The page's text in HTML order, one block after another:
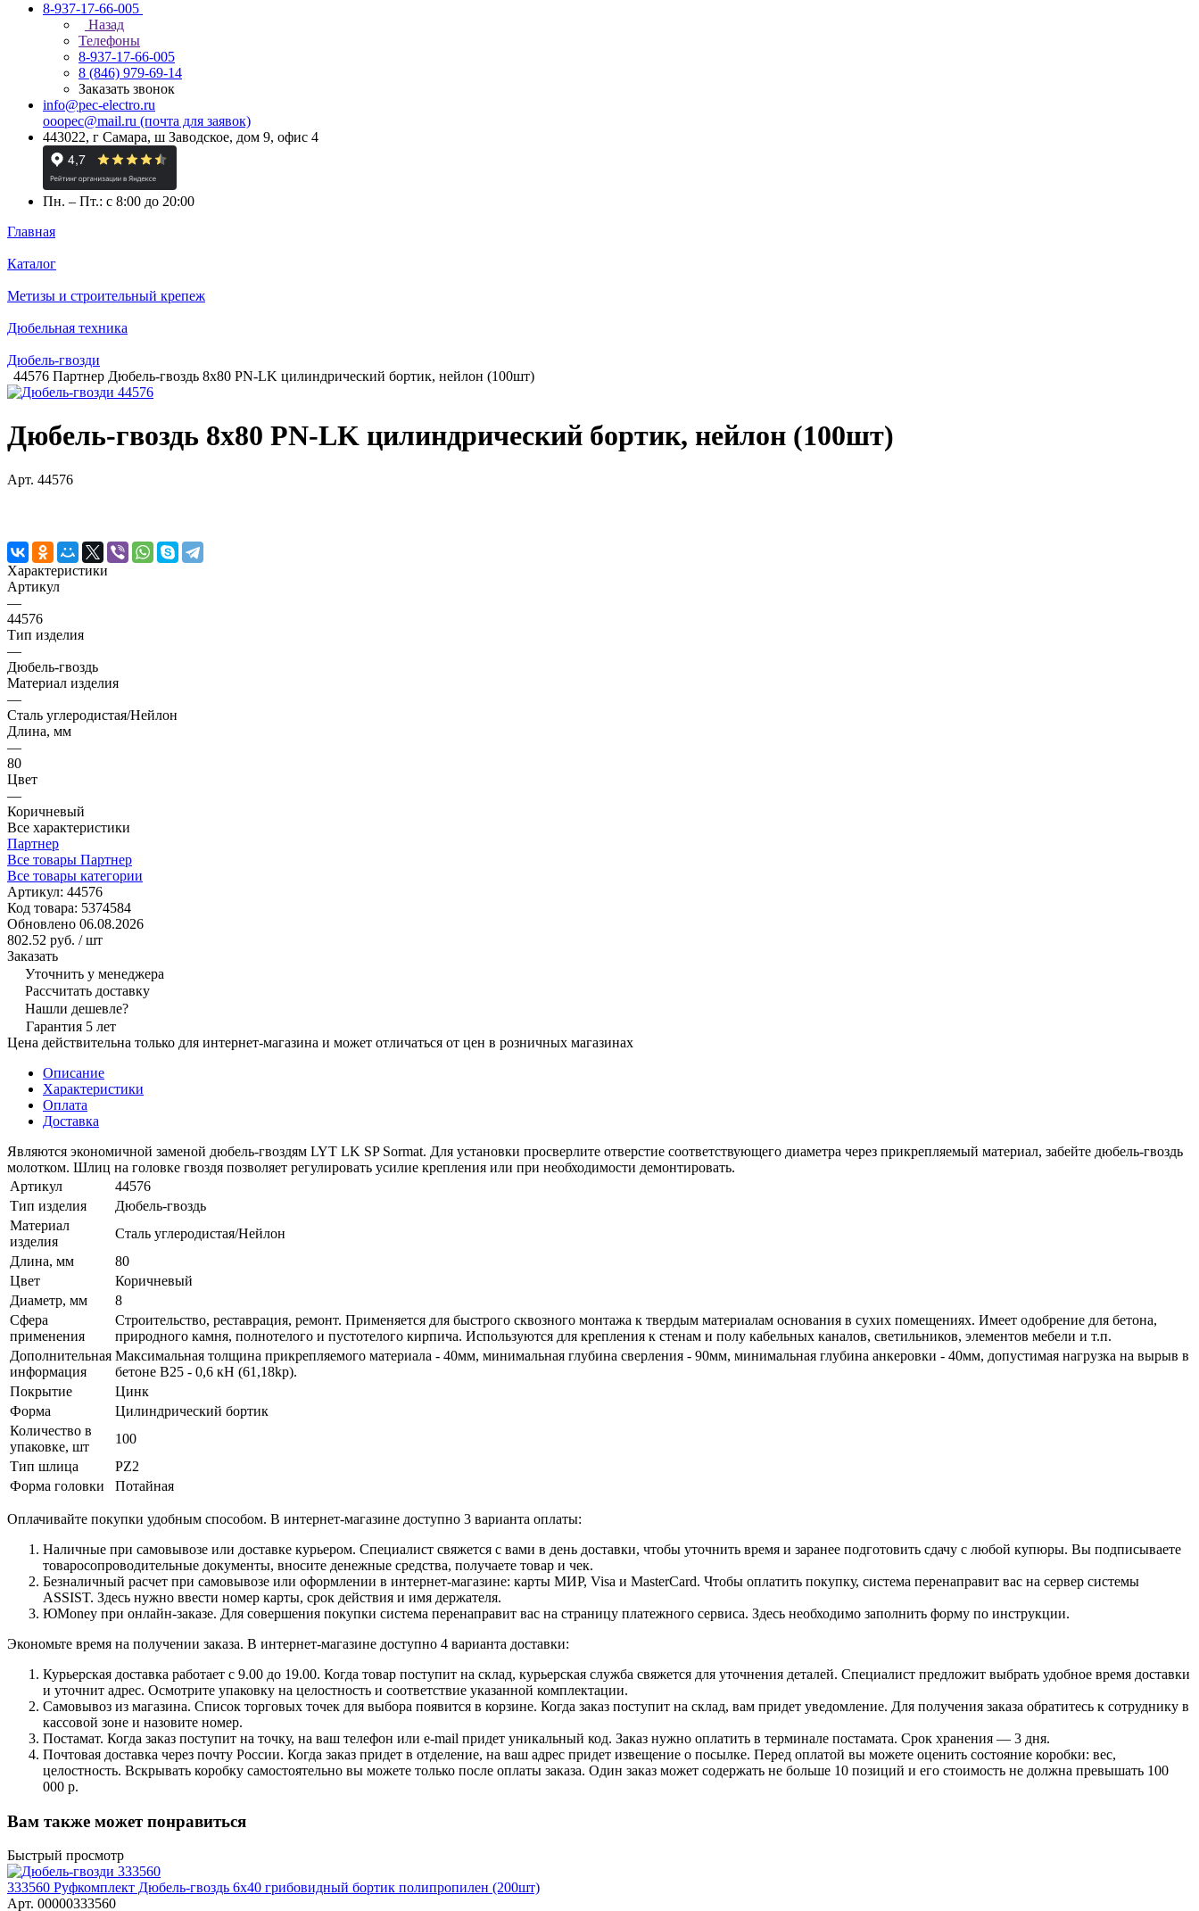
8-937-17-66-005
Назад
Телефоны
8-937-17-66-005
8 (846) 979-69-14
Заказать звонок
info@pec-electro.ru
ooopec@mail.ru (почта для заявок)
443022, г Самара, ш Заводское, дом 9, офис 4
Пн. – Пт.: с 8:00 до 20:00
Главная
Каталог
Метизы и строительный крепеж
Дюбельная техника
Дюбель-гвозди
44576 Партнер Дюбель-гвоздь 8х80 PN-LK цилиндрический бортик, нейлон (100шт)
Дюбель-гвоздь 8х80 PN-LK цилиндрический бортик, нейлон (100шт)
Арт. 44576
Характеристики
Артикул
—
44576
Тип изделия
—
Дюбель-гвоздь
Материал изделия
—
Сталь углеродистая/Нейлон
Длина, мм
—
80
Цвет
—
Коричневый
Все характеристики
Партнер
Все товары Партнер
Все товары категории
Артикул: 44576
Код товара: 5374584
Обновлено 06.08.2026
802.52 руб. / шт
Заказать
Уточнить у менеджера
Рассчитать доставку
Нашли дешевле?
Гарантия 5 лет
Цена действительна только для интернет-магазина и может отличаться от цен в розничных магазинах
Описание
Характеристики
Оплата
Доставка
Являются экономичной заменой дюбель-гвоздям LYT LK SP Sormat. Для установки просверлите отверстие соответствующего диаметра через прикрепляемый материал, забейте дюбель-гвоздь
молотком. Шлиц на головке гвоздя позволяет регулировать усилие крепления или при необходимости демонтировать.
Артикул
44576
Тип изделия
Дюбель-гвоздь
Материал
изделия
Сталь углеродистая/Нейлон
Длина, мм
80
Цвет
Коричневый
Диаметр, мм
8
Сфера
применения
Строительство, реставрация, ремонт. Применяется для быстрого сквозного монтажа к твердым материалам основания в сухих помещениях. Имеет одобрение для бетона,
природного камня, полнотелого и пустотелого кирпича. Используются для крепления к стенам и полу кабельных каналов, светильников, элементов мебели и т.п.
Дополнительная
информация
Максимальная толщина прикрепляемого материала - 40мм, минимальная глубина сверления - 90мм, минимальная глубина анкеровки - 40мм, допустимая нагрузка на вырыв в
бетоне В25 - 0,6 кН (61,18kp).
Покрытие
Цинк
Форма
Цилиндрический бортик
Количество в
упаковке, шт
100
Тип шлица
PZ2
Форма головки
Потайная
Оплачивайте покупки удобным способом. В интернет-магазине доступно 3 варианта оплаты:
Наличные при самовывозе или доставке курьером. Специалист свяжется с вами в день доставки, чтобы уточнить время и заранее подготовить сдачу с любой купюры. Вы подписываете
товаросопроводительные документы, вносите денежные средства, получаете товар и чек.
Безналичный расчет при самовывозе или оформлении в интернет-магазине: карты МИР, Visa и MasterCard. Чтобы оплатить покупку, система перенаправит вас на сервер системы
ASSIST. Здесь нужно ввести номер карты, срок действия и имя держателя.
ЮMoney при онлайн-заказе. Для совершения покупки система перенаправит вас на страницу платежного сервиса. Здесь необходимо заполнить форму по инструкции.
Экономьте время на получении заказа. В интернет-магазине доступно 4 варианта доставки:
Курьерская доставка работает с 9.00 до 19.00. Когда товар поступит на склад, курьерская служба свяжется для уточнения деталей. Специалист предложит выбрать удобное время доставки
и уточнит адрес. Осмотрите упаковку на целостность и соответствие указанной комплектации.
Самовывоз из магазина. Список торговых точек для выбора появится в корзине. Когда заказ поступит на склад, вам придет уведомление. Для получения заказа обратитесь к сотруднику в
кассовой зоне и назовите номер.
Постамат. Когда заказ поступит на точку, на ваш телефон или e-mail придет уникальный код. Заказ нужно оплатить в терминале постамата. Срок хранения — 3 дня.
Почтовая доставка через почту России. Когда заказ придет в отделение, на ваш адрес придет извещение о посылке. Перед оплатой вы можете оценить состояние коробки: вес,
целостность. Вскрывать коробку самостоятельно вы можете только после оплаты заказа. Один заказ может содержать не больше 10 позиций и его стоимость не должна превышать 100
000 р.
Вам также может понравиться
Быстрый просмотр
333560 Руфкомплект Дюбель-гвоздь 6х40 грибовидный бортик полипропилен (200шт)
Арт. 00000333560